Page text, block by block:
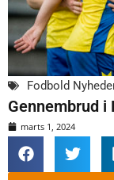
Fodbold
Gennembrud i
marts 1, 2024